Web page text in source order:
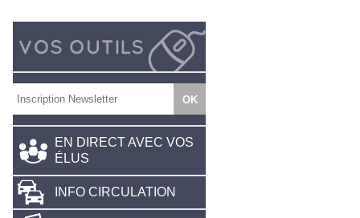
EN DIRECT AVEC VOS
ÉLUS
INFO CIRCULATION